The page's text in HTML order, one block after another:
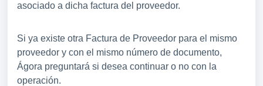
asociado a dicha factura del proveedor.
Si ya existe otra Factura de Proveedor para el mismo
proveedor y con el mismo número de documento,
Ágora preguntará si desea continuar o no con la
operación.